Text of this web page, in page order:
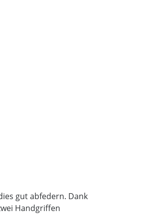
gut abfedern. Dank
Handgriffen